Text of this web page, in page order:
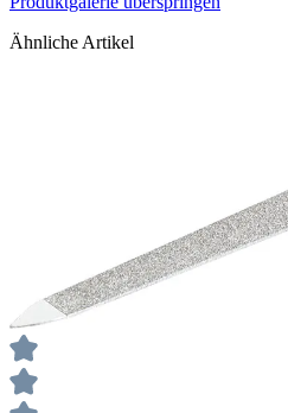
Ähnliche Artikel